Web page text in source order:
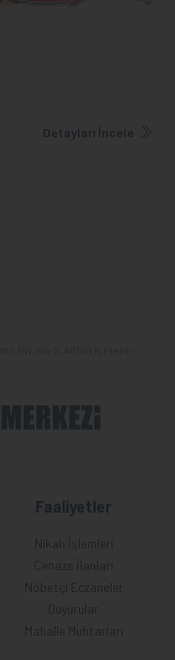
Detayları İncele
Faaliyetler
Nikah İşlemleri
Cenaze İlanları
Nöbetçi Eczaneler
Duyurular
Mahalle Muhtarları